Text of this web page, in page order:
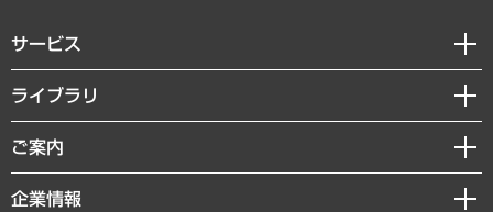
サービス
経営戦略
組織・人事戦略
デジタルイノベーション
ライブラリ
経済調査
レポート
コラム
ご案内
セミナー・イベント情報
企業情報